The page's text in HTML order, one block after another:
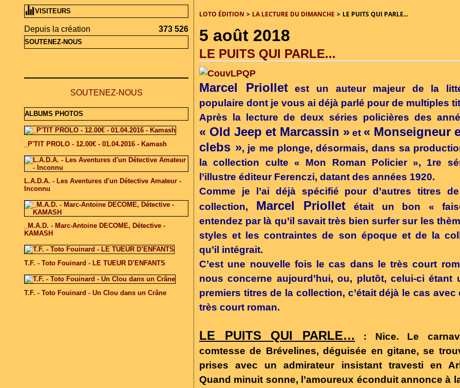
VISITEURS
Depuis la création 373 526
SOUTENEZ-NOUS
SOUTENEZ-NOUS
ALBUMS PHOTOS
_P'TIT PROLO - 12.00€ - 01.04.2016 - Kamash
L.A.D.A. - Les Aventures d'un Détective Amateur -
Inconnu
_M.A.D. - Marc-Antoine DECOME, Détective -
KAMASH
T.F. - Toto Fouinard - LE TUEUR D’ENFANTS
T.F. - Toto Fouinard - Un Clou dans un Crâne
LOTO ÉDITION > LA LECTURE DU DIMANCHE > LE PUITS QUI PARLE...
5 août 2018
LE PUITS QUI PARLE...
Marcel Priolletest un auteur majeur de la
populaire dont je vous ai déjà parlé pour de multiples
Après la lecture de deux séries policières des
« Old Jeep et Marcassin » et « Monseigneur
clebs », je me plonge, désormais, dans sa
la collection culte « Mon Roman Policier », 1re
l’illustre éditeur Ferenczi, datant des années 1920.
Comme je l’ai déjà spécifié pour d’autres titres
collection, Marcel Priollet était un bon «
entendez par là qu’il savait très bien surfer sur les
styles et les contraintes de son époque et de la
qu’il intégrait.
C’est une nouvelle fois le cas dans le très court
nous concerne aujourd’hui, ou, plutôt, celui-ci étant
premiers titres de la collection, c’était déjà le cas avec
très court roman.
LE PUITS QUI PARLE… : Nice. Le
comtesse de Brévelines, déguisée en gitane, se
prises avec un admirateur insistant travesti en
Quand minuit sonne, l’amoureux éconduit annonce à